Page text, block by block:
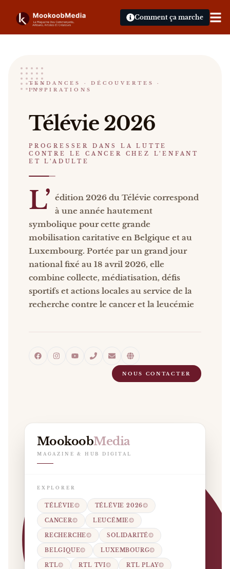
Comment ça marche
Télévie
PROGRESSER DANS LA LUTTE CONTRE LE
Télévie 2026 L’édition 2026 du Télévie
Catalogue :presse.
TENDANCES · DÉCOUVERTES ·
INSPIRATIONS
Télévie 2026
PROGRESSER DANS LA LUTTE
CONTRE LE CANCER CHEZ L’ENFANT
ET L’ADULTE
L’ édition 2026 du Télévie correspond
à une année hautement
symbolique pour cette grande
mobilisation caritative en Belgique et au
Luxembourg. Portée par un grand jour
national fixé au 18 avril 2026, elle
combine collecte, médiatisation, défis
sportifs et actions locales au service de la
recherche contre le cancer et la leucémie
NOUS CONTACTER
MookoobMedia
MAGAZINE & HUB DIGITAL
EXPLORER
TÉLÉVIE TÉLÉVIE 2026
CANCER LEUCÉMIE
RECHERCHE SOLIDARITÉ
BELGIQUE LUXEMBOURG
RTL RTL TVI RTL PLAY